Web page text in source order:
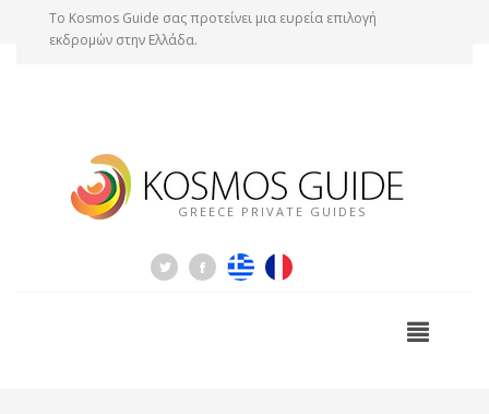
Tο Kosmos Guide σας προτείνει μια ευρεία επιλογή
εκδρομών στην Ελλάδα.
GREECE PRIVATE GUIDES